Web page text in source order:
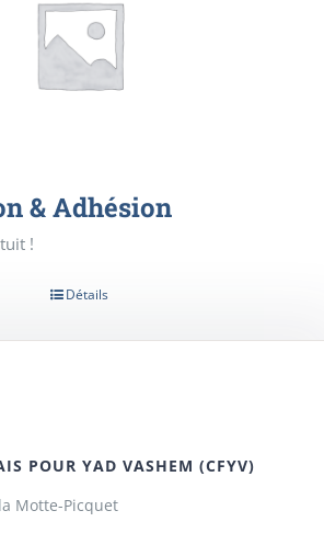
& Adhésion
!
Détails
POUR YAD VASHEM (CFYV)
Motte-Picquet